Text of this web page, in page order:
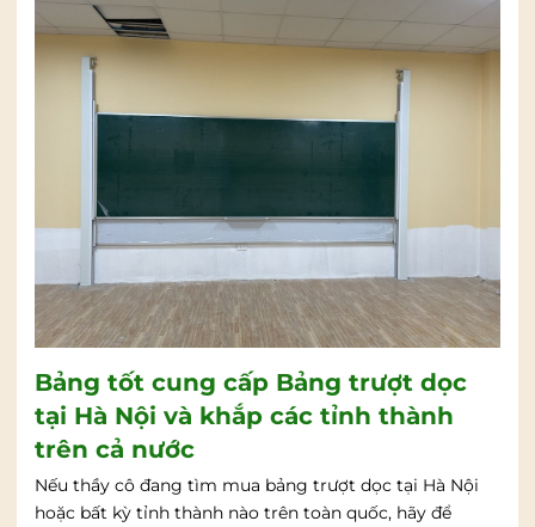
Bảng tốt cung cấp Bảng trượt dọc
tại Hà Nội và khắp các tỉnh thành
trên cả nước
Nếu thầy cô đang tìm mua bảng trượt dọc tại Hà Nội
hoặc bất kỳ tỉnh thành nào trên toàn quốc, hãy để